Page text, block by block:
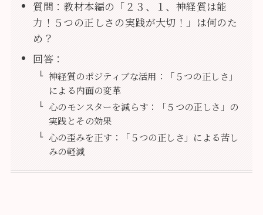
質問：教材本編の「２３、１、神経質は能
力！５つの正しさの実践が大切！」は何のた
め？
回答：
神経質のポジティブな活用：「５つの正しさ」
による内面の変革
心のモンスターを減らす：「５つの正しさ」の
実践とその効果
心の歪みを正す：「５つの正しさ」による苦し
みの軽減